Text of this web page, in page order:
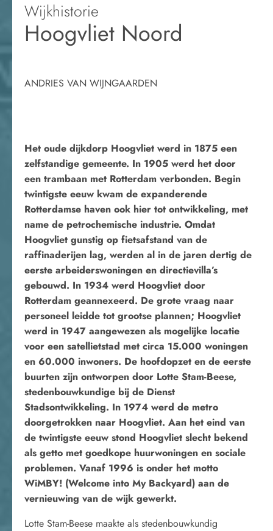
Wijkhistorie
Hoogvliet Noord
ANDRIES VAN WIJNGAARDEN
Het oude dijkdorp Hoogvliet werd in 1875 een
zelfstandige gemeente. In 1905 werd het door
een trambaan met Rotterdam verbonden. Begin
twintigste eeuw kwam de expanderende
Rotterdamse haven ook hier tot ontwikkeling, met
name de petrochemische industrie. Omdat
Hoogvliet gunstig op fietsafstand van de
raffinaderijen lag, werden al in de jaren dertig de
eerste arbeiderswoningen en directievilla’s
gebouwd. In 1934 werd Hoogvliet door
Rotterdam geannexeerd. De grote vraag naar
personeel leidde tot grootse plannen; Hoogvliet
werd in 1947 aangewezen als mogelijke locatie
voor een satellietstad met circa 15.000 woningen
en 60.000 inwoners. De hoofdopzet en de eerste
buurten zijn ontworpen door Lotte Stam-Beese,
stedenbouwkundige bij de Dienst
Stadsontwikkeling. In 1974 werd de metro
doorgetrokken naar Hoogvliet. Aan het eind van
de twintigste eeuw stond Hoogvliet slecht bekend
als getto met goedkope huurwoningen en sociale
problemen. Vanaf 1996 is onder het motto
WiMBY! (Welcome into My Backyard) aan de
vernieuwing van de wijk gewerkt.
Lotte Stam-Beese maakte als stedenbouwkundig